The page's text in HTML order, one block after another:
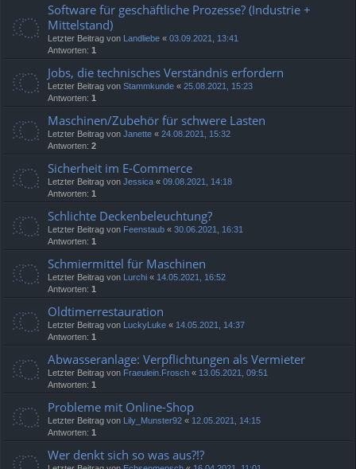
Software für geschäftliche Prozesse? (Industrie +
Mittelstand)
Letzter Beitrag von Landliebe « 03.09.2021, 13:41
Antworten: 1
Jobs, die technisches Verständnis erfordern
Letzter Beitrag von Stammkunde « 25.08.2021, 15:23
Antworten: 1
Maschinen/Zubehör für schwere Lasten
Letzter Beitrag von Janette « 24.08.2021, 15:32
Antworten: 2
Sicherheit im E-Commerce
Letzter Beitrag von Jessica « 09.08.2021, 14:18
Antworten: 1
Schlichte Deckenbeleuchtung?
Letzter Beitrag von Feenstaub « 30.06.2021, 16:31
Antworten: 1
Schmiermittel für Maschinen
Letzter Beitrag von Lurchi « 14.05.2021, 16:52
Antworten: 1
Oldtimerrestauration
Letzter Beitrag von LuckyLuke « 14.05.2021, 14:37
Antworten: 1
Abwasseranlage: Verpflichtungen als Vermieter
Letzter Beitrag von Fraeulein.Frosch « 13.05.2021, 09:51
Antworten: 1
Probleme mit Online-Shop
Letzter Beitrag von Lily_Munster92 « 12.05.2021, 14:15
Antworten: 1
Wer denkt sich so was aus?!?